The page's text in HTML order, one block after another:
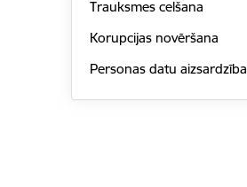
Trauksmes celšana
Korupcijas novēršana
Personas datu aizsardzība